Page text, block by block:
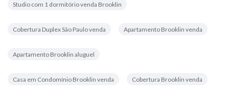
Studio com 1 dormitório venda Brooklin
Cobertura Duplex São Paulo venda Apartamento Brooklin venda
Apartamento Brooklin aluguel
Casa em Condomínio Brooklin venda Cobertura Brooklin venda